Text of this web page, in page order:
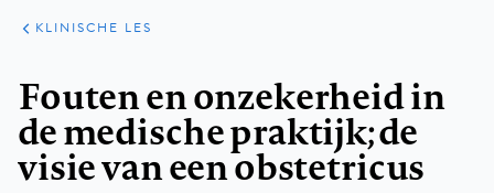
ARTIKELEN
PRAKTIJK
KLINISCHE LES
Fouten en onzekerheid in
de medische praktijk; de
visie van een obstetricus